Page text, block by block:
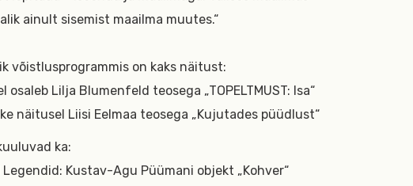
ainult sisemist maailma muutes.“
võistlusprogrammis on kaks näitust:
Lilja Blumenfeld teosega „TOPELTMUST: Isa“
näitusel Liisi Eelmaa teosega „Kujutades püüdlust“
ka:
Kustav-Agu Püümani objekt „Kohver“